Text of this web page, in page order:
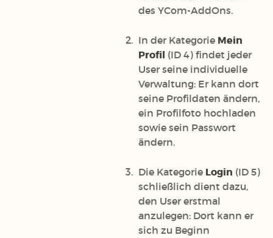
des YCom-AddOns.
In der Kategorie Mein
Profil (ID 4) findet jeder
User seine individuelle
Verwaltung: Er kann dort
seine Profildaten ändern,
ein Profilfoto hochladen
sowie sein Passwort
ändern.
Die Kategorie Login (ID 5)
schließlich dient dazu,
den User erstmal
anzulegen: Dort kann er
sich zu Beginn